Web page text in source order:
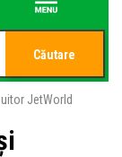
Căutare
JetWorld